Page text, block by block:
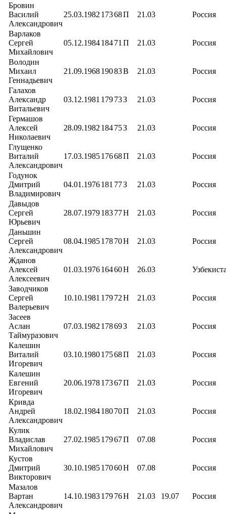
Бровин
Василий
Александрович
25.03.1982 17368П 21.03 Россия
Варлаков
Сергей
Михайлович
05.12.198418471 П 21.03 Россия
Володин
Михаил
Геннадьевич
21.09.196819083В 21.03 Россия
Галахов
Александр
Витальевич
03.12.1981 17973З 21.03 Россия
Гермашов
Алексей
Николаевич
28.09.1982 18475З 21.03 Россия
Глущенко
Виталий
Александрович
17.03.198517668П 21.03 Россия
Годунок
Дмитрий
Владимирович
04.01.1976181 77З 21.03 Россия
Давыдов
Сергей
Юрьевич
28.07.197918377Н 21.03 Россия
Даньшин
Сергей
Александрович
08.04.198517870Н 21.03 Россия
Жданов
Алексей
Алексеевич
01.03.197616460Н 26.03
Заводчиков
Сергей
Валерьевич
10.10.1981 17972Н 21.03 Россия
Засеев
Аслан
Таймуразович
07.03.1982 17869З 21.03 Россия
Калешин
Виталий
Игоревич
03.10.198017568П 21.03 Россия
Калешин
Евгений
Игоревич
20.06.197817367П 21.03 Россия
Кривда
Андрей
Александрович
18.02.198418070П 21.03 Россия
Кулик
Владислав
Михайлович
27.02.198517967П 07.08 Россия
Кустов
Дмитрий
Викторович
30.10.198517060Н 07.08 Россия
Мазалов
Вартан
Александрович
14.10.198317976Н 21.03 19.07 Россия